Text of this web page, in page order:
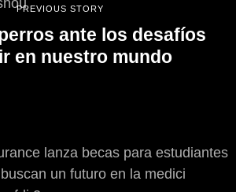
PREVIOUS STORY
ante los desafíos
en nuestro mundo